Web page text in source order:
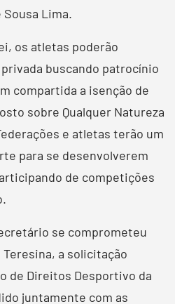
Sousa Lima.
os atletas poderão
buscando patrocínio
compartida a isenção de
sobre Qualquer Natureza
e atletas terão um
para se desenvolverem
de competições
se comprometeu
a solicitação
de Direitos Desportivo da
juntamente com as